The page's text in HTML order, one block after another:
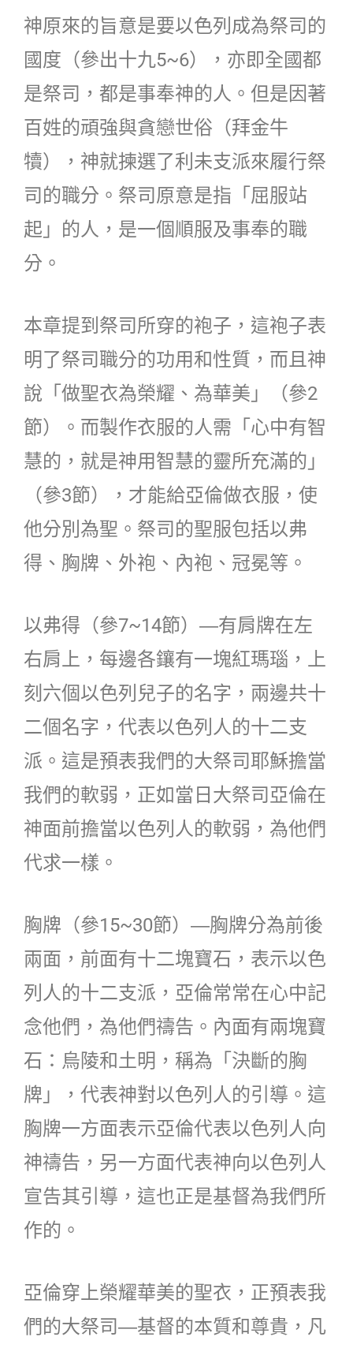
神原來的旨意是要以色列成為祭司的
國度（參出十九5~6），亦即全國都
是祭司，都是事奉神的人。但是因著
百姓的頑強與貪戀世俗（拜金牛
犢），神就揀選了利未支派來履行祭
司的職分。祭司原意是指「屈服站
起」的人，是一個順服及事奉的職
分。
本章提到祭司所穿的袍子，這袍子表
明了祭司職分的功用和性質，而且神
說「做聖衣為榮耀、為華美」（參2
節）。而製作衣服的人需「心中有智
慧的，就是神用智慧的靈所充滿的」
（參3節），才能給亞倫做衣服，使
他分別為聖。祭司的聖服包括以弗
得、胸牌、外袍、內袍、冠冕等。
以弗得（參7~14節）―有肩牌在左
右肩上，每邊各鑲有一塊紅瑪瑙，上
刻六個以色列兒子的名字，兩邊共十
二個名字，代表以色列人的十二支
派。這是預表我們的大祭司耶穌擔當
我們的軟弱，正如當日大祭司亞倫在
神面前擔當以色列人的軟弱，為他們
代求一樣。
胸牌（參15~30節）―胸牌分為前後
兩面，前面有十二塊寶石，表示以色
列人的十二支派，亞倫常常在心中記
念他們，為他們禱告。內面有兩塊寶
石：烏陵和土明，稱為「決斷的胸
牌」，代表神對以色列人的引導。這
胸牌一方面表示亞倫代表以色列人向
神禱告，另一方面代表神向以色列人
宣告其引導，這也正是基督為我們所
作的。
亞倫穿上榮耀華美的聖衣，正預表我
們的大祭司―基督的本質和尊貴，凡